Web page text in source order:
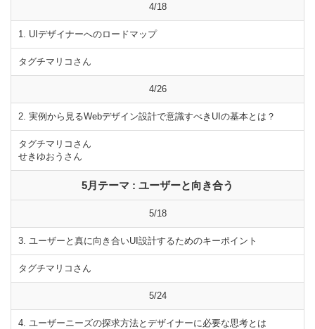
4/18
1. UIデザイナーへのロードマップ
タグチマリコさん
4/26
2. 実例から見るWebデザイン設計で意識すべきUIの基本とは？
タグチマリコさん
せきゆおうさん
5月テーマ : ユーザーと向き合う
5/18
3. ユーザーと真に向き合いUI設計するためのキーポイント
タグチマリコさん
5/24
4. ユーザーニーズの探求方法とデザイナーに必要な思考とは